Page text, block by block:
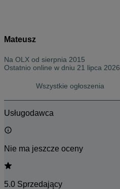
Mateusz
Na OLX od sierpnia 2015
Ostatnio online w dniu 21 lipca 2026
Wszystkie ogłoszenia
Usługodawca
Nie ma jeszcze oceny
5.0 Sprzedający